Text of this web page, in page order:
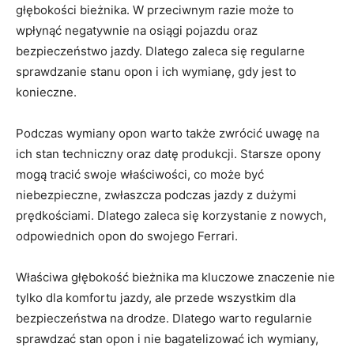
głębokości bieżnika. W przeciwnym ​razie może to
wpłynąć negatywnie na osiągi pojazdu oraz‌
bezpieczeństwo jazdy. Dlatego zaleca się regularne
sprawdzanie stanu opon i​ ich wymianę, gdy jest to
konieczne.
Podczas wymiany opon ‍warto także zwrócić uwagę‌ na
ich stan techniczny oraz datę produkcji. Starsze opony
mogą tracić swoje ⁣właściwości, co⁢ może‍ być
niebezpieczne, zwłaszcza podczas jazdy z dużymi
prędkościami. Dlatego zaleca‌ się korzystanie z nowych,‍
odpowiednich opon⁣ do swojego Ferrari.
Właściwa głębokość bieżnika ma kluczowe znaczenie‍ nie
tylko dla komfortu jazdy, ale przede wszystkim⁣ dla
bezpieczeństwa na drodze.‍ Dlatego warto regularnie
sprawdzać ⁣stan opon i ⁣nie bagatelizować ich wymiany,